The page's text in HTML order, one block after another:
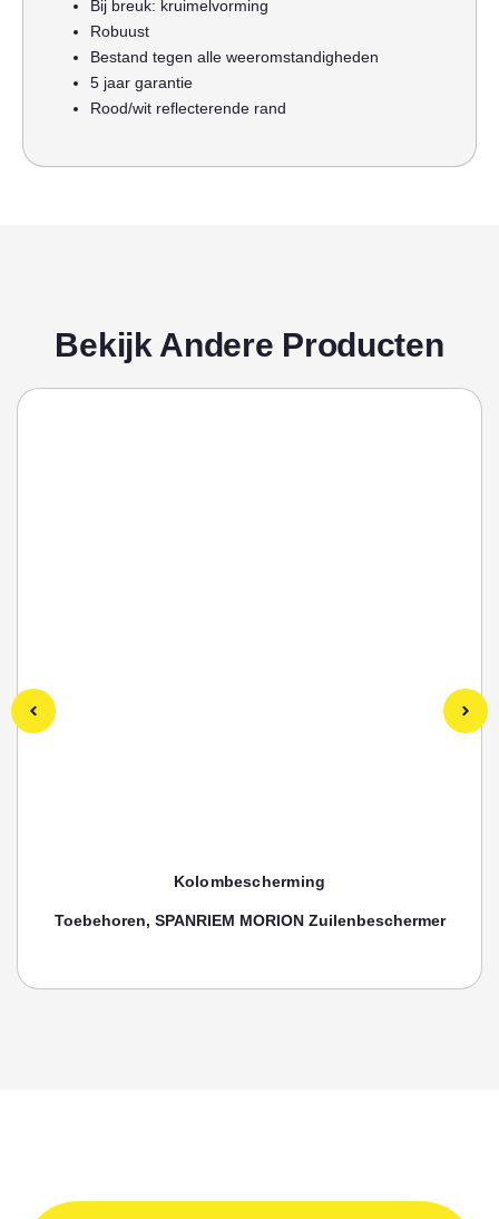
Bij breuk: kruimelvorming
Robuust
Bestand tegen alle weeromstandigheden
5 jaar garantie
Rood/wit reflecterende rand
Bekijk Andere Producten
Kolombescherming
Toebehoren, SPANRIEM MORION Zuilenbeschermer